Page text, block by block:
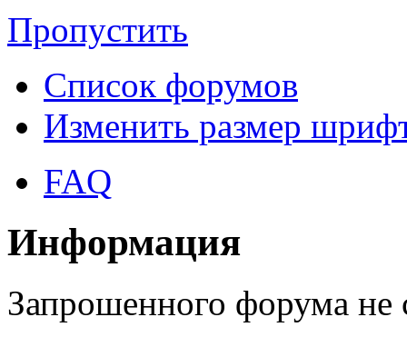
Пропустить
Список форумов
Изменить размер
FAQ
Информация
Запрошенного форума не